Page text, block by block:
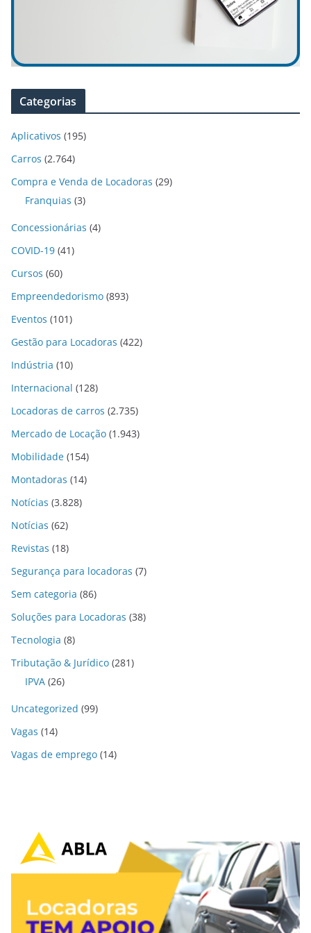
Categorias
Aplicativos (195)
Carros (2.764)
Compra e Venda de Locadoras (29)
Franquias (3)
Concessionárias (4)
COVID-19 (41)
Cursos (60)
Empreendedorismo (893)
Eventos (101)
Gestão para Locadoras (422)
Indústria (10)
Internacional (128)
Locadoras de carros (2.735)
Mercado de Locação (1.943)
Mobilidade (154)
Montadoras (14)
Notícias (3.828)
Notícias (62)
Revistas (18)
Segurança para locadoras (7)
Sem categoria (86)
Soluções para Locadoras (38)
Tecnologia (8)
Tributação & Jurídico (281)
IPVA (26)
Uncategorized (99)
Vagas (14)
Vagas de emprego (14)